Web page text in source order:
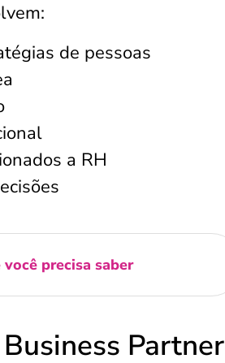
de pessoas
a RH
precisa saber
Partner